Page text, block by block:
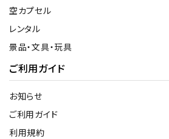
空カプセル
レンタル
景品・文具・玩具
ご利用ガイド
お知らせ
ご利用ガイド
利用規約